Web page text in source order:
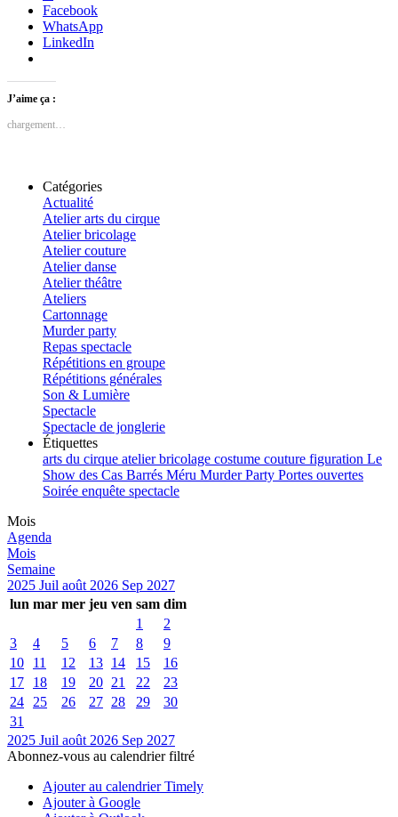
Facebook
WhatsApp
LinkedIn
J’aime ça :
chargement…
Catégories
Actualité
Atelier arts du cirque
Atelier bricolage
Atelier couture
Atelier danse
Atelier théâtre
Ateliers
Cartonnage
Murder party
Repas spectacle
Répétitions en groupe
Répétitions générales
Son & Lumière
Spectacle
Spectacle de jonglerie
Étiquettes
arts du cirque atelierbricolage costume couture figuration Le
Show des Cas Barrés Méru Murder Party Portes ouvertes
Soirée enquête spectacle
Mois
Agenda
Mois
Semaine
2025 Juil août 2026 Sep 2027
lun mar mer jeu ven sam dim
1
2
3
4 5 6 7 8
9
10
11 12 13 14 15
16
17
18 19 20 21 22
23
24
25 26 27 28 29
30
31
2025 Juil août 2026 Sep 2027
Abonnez-vous au calendrier filtré
Ajouter au calendrier Timely
Ajouter à Google